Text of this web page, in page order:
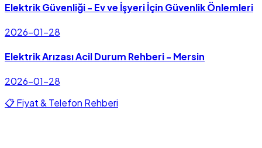
Elektrik Güvenliği - Ev ve İşyeri İçin Güvenlik Önlemleri
2026-01-28
Elektrik Arızası Acil Durum Rehberi - Mersin
2026-01-28
📋 Fiyat & Telefon Rehberi